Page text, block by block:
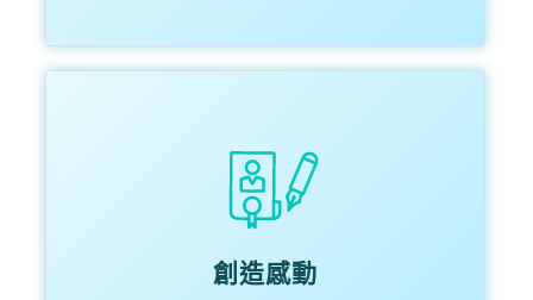
創造感動